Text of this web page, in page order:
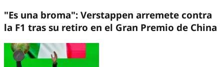
"Es una broma": Verstappen arremete contra
la F1 tras su retiro en el Gran Premio de China